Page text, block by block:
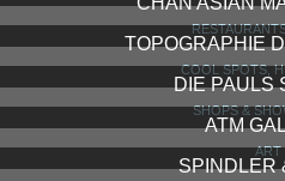
TOPOGRAPHIE
COOL SPOTS,
DIE PAULS
SHOPS &
ATM
ART
SPINDLER